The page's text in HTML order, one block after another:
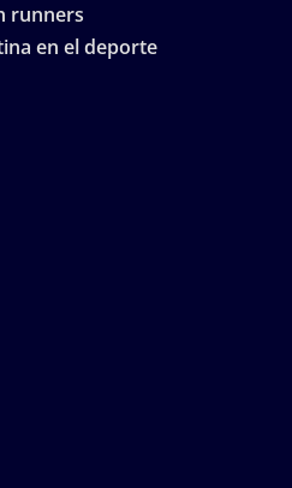
runners
en el deporte